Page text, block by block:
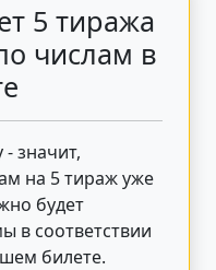
5 тиража
числам в
значит,
на 5 тираж уже
будет
в соответствии
билете.